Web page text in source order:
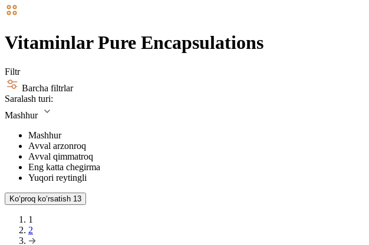
Vitaminlar Pure Encapsulations
Filtr
Barcha filtrlar
Saralash turi:
Mashhur
Mashhur
Avval arzonroq
Avval qimmatroq
Eng katta chegirma
Yuqori reytingli
Koʻproq koʻrsatish 13
1
2